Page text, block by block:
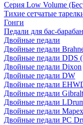
Серия Low Volume
Тихие сетчатые
Гонги
Педали для бас-
Двойные педали
Двойные педали
Двойные педали DDS
Двойные педали Dixon
Двойные педали DW
Двойные педали
Двойные педали
Двойные педали
Двойные педали Mapex
Двойные педали PC